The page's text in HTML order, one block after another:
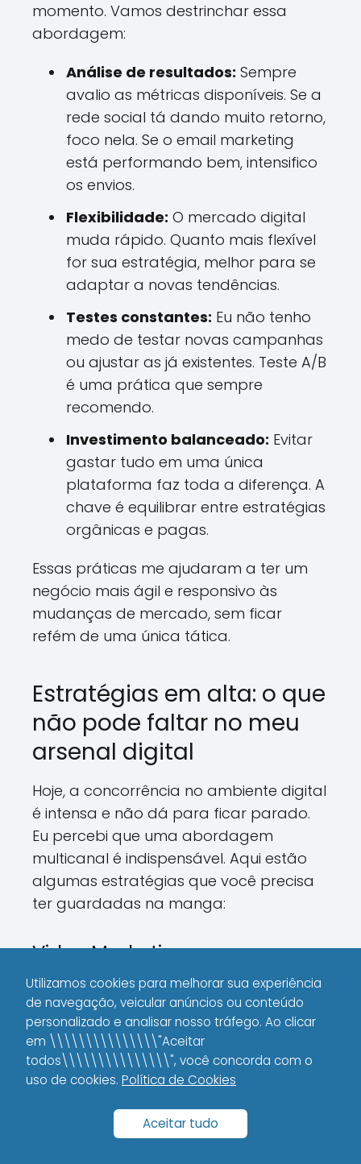
momento. Vamos destrinchar essa
abordagem:
Análise de resultados: Sempre
avalio as métricas disponíveis. Se a
rede social tá dando muito retorno,
foco nela. Se o email marketing
está performando bem, intensifico
os envios.
Flexibilidade: O mercado digital
muda rápido. Quanto mais flexível
for sua estratégia, melhor para se
adaptar a novas tendências.
Testes constantes: Eu não tenho
medo de testar novas campanhas
ou ajustar as já existentes. Teste A/B
é uma prática que sempre
recomendo.
Investimento balanceado: Evitar
gastar tudo em uma única
plataforma faz toda a diferença. A
chave é equilibrar entre estratégias
orgânicas e pagas.
Essas práticas me ajudaram a ter um
negócio mais ágil e responsivo às
mudanças de mercado, sem ficar
refém de uma única tática.
Estratégias em alta: o que
não pode faltar no meu
arsenal digital
Hoje, a concorrência no ambiente digital
é intensa e não dá para ficar parado.
Eu percebi que uma abordagem
multicanal é indispensável. Aqui estão
algumas estratégias que você precisa
ter guardadas na manga:
Video Marketing
Os vídeos são uma das formas mais
envolventes de conteúdo. Seja através
de lives, vídeos curtos no TikTok ou reels
no Instagram, a tendência é clara: as
pessoas querem ver e ouvir mais do que
Algumas vantagens que o video
Utilizamos cookies para melhorar sua experiência
de navegação, veicular anúncios ou conteúdo
personalizado e analisar nosso tráfego. Ao clicar
em \\\\\\\\\\\\\\\"Aceitar
todos\\\\\\\\\\\\\\\", você concorda com o
uso de cookies. Política de Cookies
Aceitar tudo